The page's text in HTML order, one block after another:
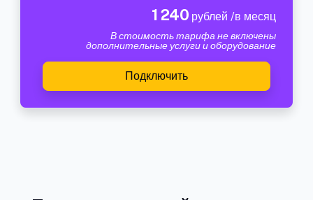
1 240 рублей /в месяц
В стоимость тарифа не включены
дополнительные услуги и оборудование
Подключить